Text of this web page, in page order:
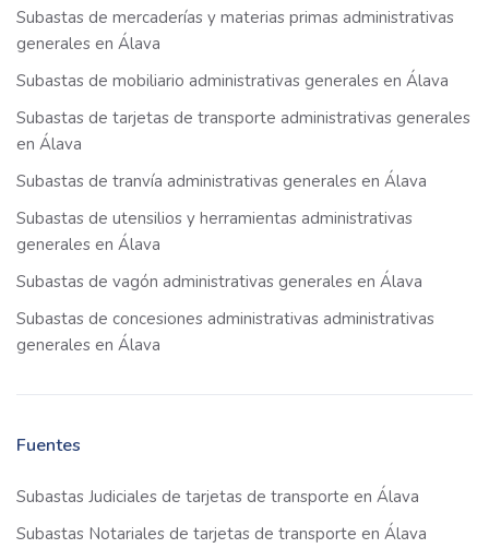
Subastas de mercaderías y materias primas administrativas
generales en Álava
Subastas de mobiliario administrativas generales en Álava
Subastas de tarjetas de transporte administrativas generales
en Álava
Subastas de tranvía administrativas generales en Álava
Subastas de utensilios y herramientas administrativas
generales en Álava
Subastas de vagón administrativas generales en Álava
Subastas de concesiones administrativas administrativas
generales en Álava
Fuentes
Subastas Judiciales de tarjetas de transporte en Álava
Subastas Notariales de tarjetas de transporte en Álava